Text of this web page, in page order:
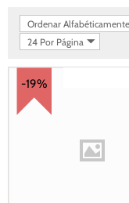
Ordenar
24 Por Página
-19%